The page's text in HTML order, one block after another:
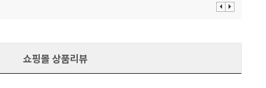
이 다
쇼핑몰 상품리뷰